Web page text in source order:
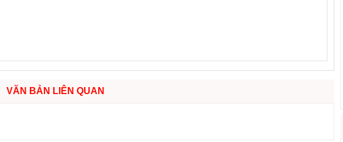
VĂN BẢN LIÊN QUAN